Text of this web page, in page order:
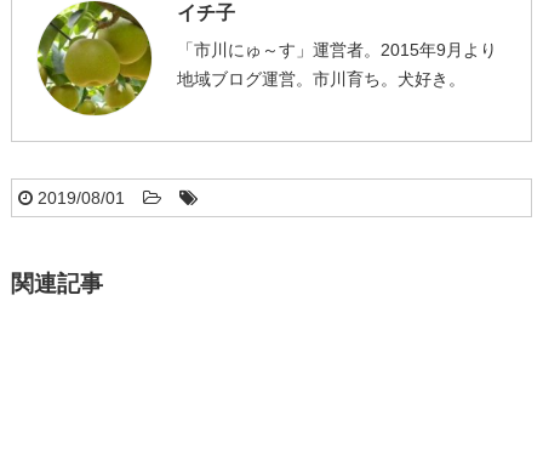
イチ子
「市川にゅ～す」運営者。2015年9月より
地域ブログ運営。市川育ち。犬好き。
2019/08/01
関連記事